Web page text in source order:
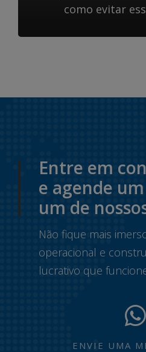
como evitar
Entre em
e agende
um de
Não fique mais
operacional e
lucrativo que
ENVIE UMA